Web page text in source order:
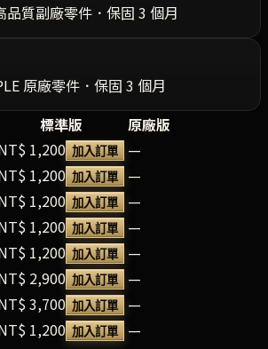
品質副廠零件．保固 3 個月
原廠零件．保固 3 個月
標準版
原廠版
1,200 加入訂單
—
1,200 加入訂單
—
1,200 加入訂單
—
1,200 加入訂單
—
1,200 加入訂單
—
2,900 加入訂單
—
3,700 加入訂單
—
1,200 加入訂單
—